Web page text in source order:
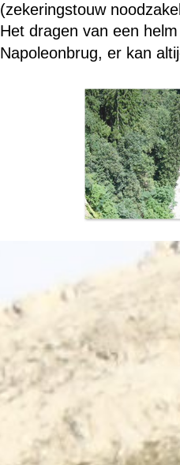
(zekeringstouw
Het dragen van een
Napoleonbrug, er kan